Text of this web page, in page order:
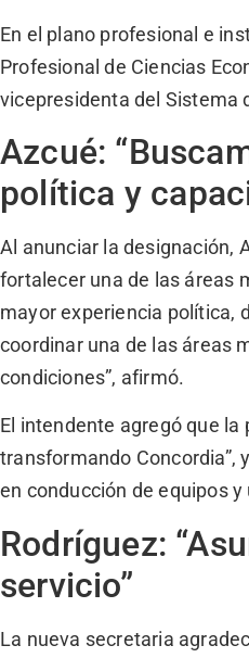
En el plano profesional e
Profesional de Ciencias
vicepresidenta del Sistema
Azcué:
política y
Al anunciar la designación,
fortalecer una de las áreas
mayor experiencia política,
coordinar una de las áreas
condiciones”, afirmó.
El intendente agregó que
transformando Concordia”,
en conducción de equipos
Rodríguez:
servicio”
La nueva secretaria